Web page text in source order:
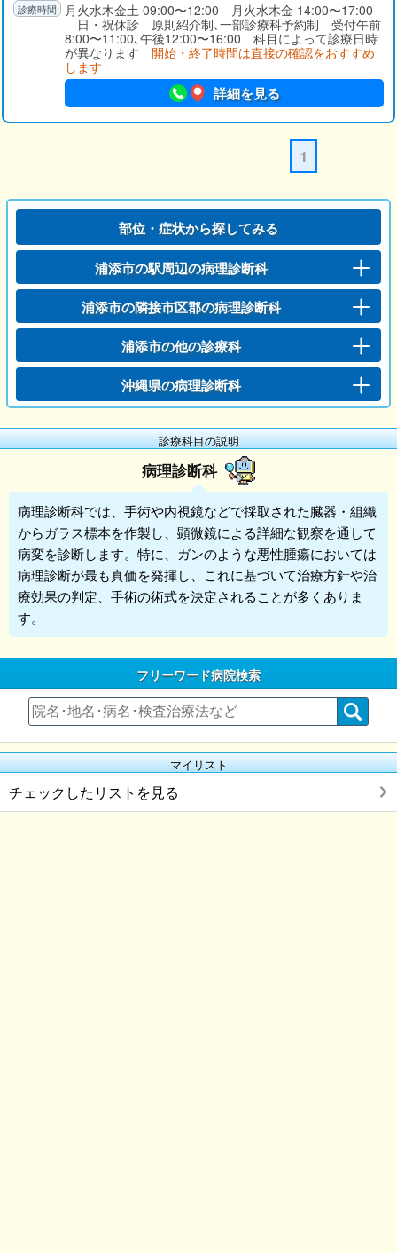
月火水木金土 09:00〜12:00 月火水木金 14:00〜17:00
日・祝休診 原則紹介制､一部診療科予約制 受付午前
8:00〜11:00､午後12:00〜16:00 科目によって診療日時
が異なります 開始・終了時間は直接の確認をおすすめ
します
詳細を見る
1
部位・症状から探してみる
浦添市の駅周辺の病理診断科
浦添市の隣接市区郡の病理診断科
浦添市の他の診療科
沖縄県の病理診断科
診療科目の説明
病理診断科
病理診断科では、手術や内視鏡などで採取された臓器・組織
からガラス標本を作製し、顕微鏡による詳細な観察を通して
病変を診断します。特に、ガンのような悪性腫瘍においては
病理診断が最も真価を発揮し、これに基づいて治療方針や治
療効果の判定、手術の術式を決定されることが多くありま
す。
フリーワード病院検索
マイリスト
チェックしたリストを見る